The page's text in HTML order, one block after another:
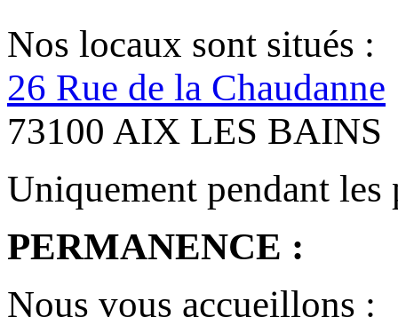
Nos locaux sont situés :
26 Rue de la Chaudanne
73100 AIX LES BAINS
Uniquement pendant les
PERMANENCE :
Nous vous accueillons :